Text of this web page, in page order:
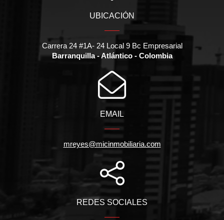
UBICACIÓN
Carrera 24 #1A- 24 Local 9 Bc Empresarial
Barranquilla - Atlántico - Colombia
EMAIL
mreyes@micinmobiliaria.com
REDES SOCIALES